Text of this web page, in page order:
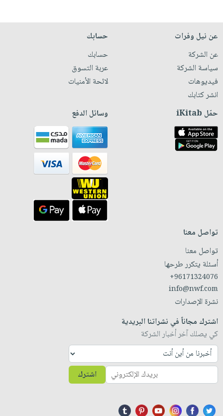
عن نيل وفرات
عن الشركة
سياسة الشركة
فيديوهات
انشر كتابك
حسابك
حسابك
عربة التسوق
لائحة الأمنيات
حمّل iKitab وسائل الدفع
تواصل معنا
تواصل معنا
أسئلة يتكرر طرحها
+96171324076
info@nwf.com
نشرة الإصدارات
اشترك مجاناً في نشراتنا البريدية
كي يصلك آخر أخبار الشركة
اشترك